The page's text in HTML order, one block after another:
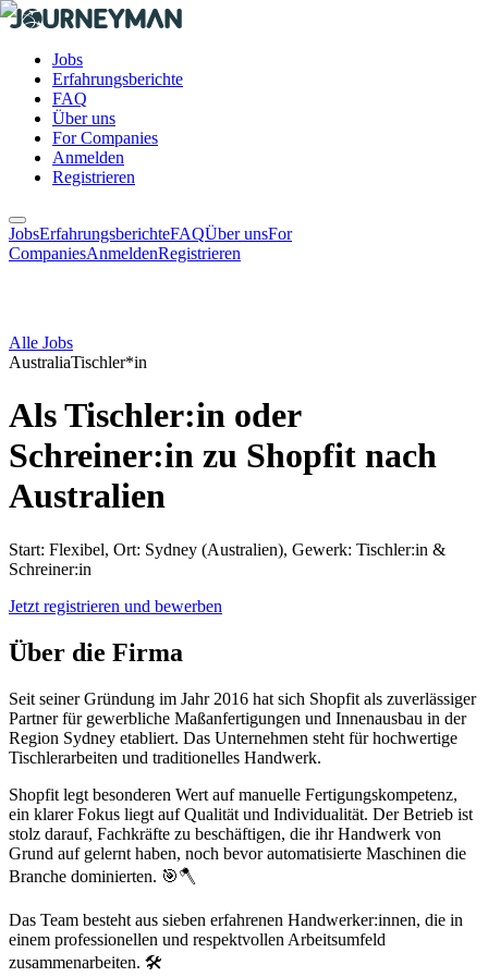
Jobs
Erfahrungsberichte
FAQ
Über uns
For Companies
Anmelden
Registrieren
JobsErfahrungsberichteFAQÜber unsFor
CompaniesAnmeldenRegistrieren
Alle Jobs
AustraliaTischler*in
Als Tischler:in oder
Schreiner:in zu Shopfit nach
Australien
Start: Flexibel, Ort: Sydney (Australien), Gewerk: Tischler:in &
Schreiner:in
Jetzt registrieren und bewerben
Über die Firma
Seit seiner Gründung im Jahr 2016 hat sich Shopfit als zuverlässiger
Partner für gewerbliche Maßanfertigungen und Innenausbau in der
Region Sydney etabliert. Das Unternehmen steht für hochwertige
Tischlerarbeiten und traditionelles Handwerk.
Shopfit legt besonderen Wert auf manuelle Fertigungskompetenz,
ein klarer Fokus liegt auf Qualität und Individualität. Der Betrieb ist
stolz darauf, Fachkräfte zu beschäftigen, die ihr Handwerk von
Grund auf gelernt haben, noch bevor automatisierte Maschinen die
Branche dominierten. 🎯🪓
Das Team besteht aus sieben erfahrenen Handwerker:innen, die in
einem professionellen und respektvollen Arbeitsumfeld
zusammenarbeiten. 🛠️